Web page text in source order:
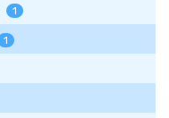
1
1